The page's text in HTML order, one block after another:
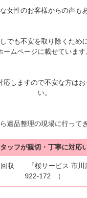
女性のお客様からの声も
でも不安を取り除くため
ームページに載せています
応しますので不安な方はお
い。
遺品整理の現場に行って
フが親切・丁寧に対
回収 『桜サービス 市川
922-172 ）